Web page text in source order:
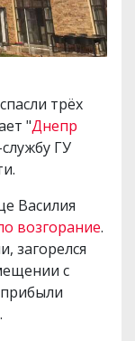
трёх
"Днепр
ГУ
Василия
возгорание.
загорелся
с